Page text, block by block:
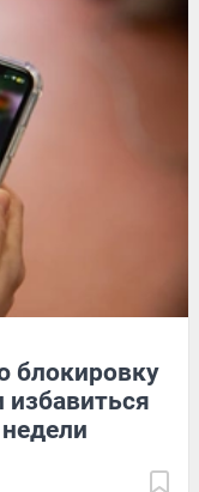
блокировку
избавиться